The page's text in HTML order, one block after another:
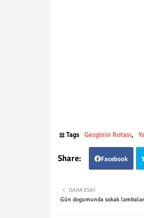
Tags Gezginin Rotası
Facebook
DAHA ESKI
Gün dogumunda sokak